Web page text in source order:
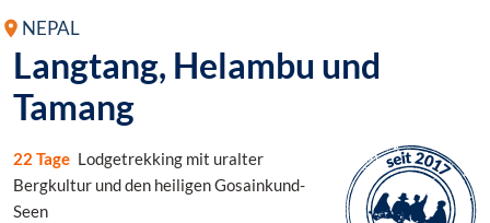
NEPAL
Langtang, Helambu und
Tamang
22 Tage Lodgetrekking mit uralter
Bergkultur und den heiligen Gosainkund-
Seen